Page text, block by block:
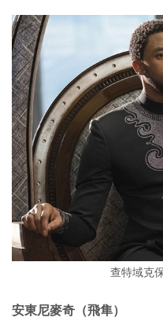
查特域克
安東尼麥奇（飛隼）